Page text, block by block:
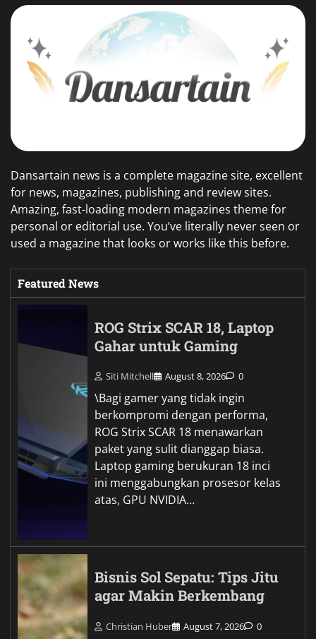
Dansartain news is a complete magazine site, excellent
for news, magazines, publishing and review sites.
Amazing, fast-loading modern magazines theme for
personal or editorial use. You’ve literally never seen or
used a magazine that looks or works like this before.
Featured News
ROG Strix SCAR 18, Laptop
Gahar untuk Gaming
Siti Mitchell August 8, 2026 0
\Bagi gamer yang tidak ingin
berkompromi dengan performa,
ROG Strix SCAR 18 menawarkan
paket yang sulit dianggap biasa.
Laptop gaming berukuran 18 inci
ini menggabungkan prosesor kelas
atas, GPU NVIDIA…
Bisnis Sol Sepatu: Tips Jitu
agar Makin Berkembang
Christian Huber August 7, 2026 0